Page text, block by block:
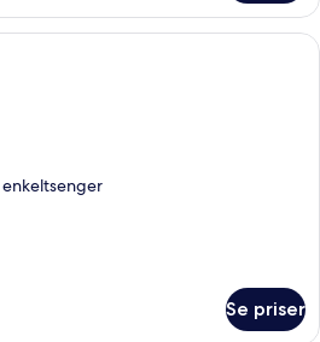
Sengetøy av topp kvalitet,
Se priser